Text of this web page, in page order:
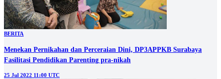
BERITA
Menekan Pernikahan dan Perceraian Dini, DP3APPKB Surabaya
Fasilitasi Pendidikan Parenting pra-nikah
25 Jul 2022 11:00 UTC